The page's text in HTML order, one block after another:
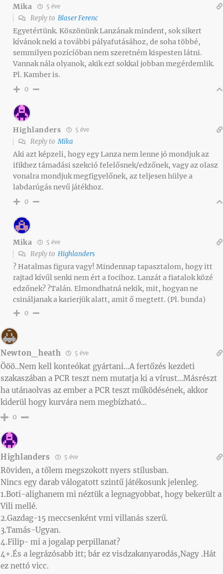
Mika 5 éve
Reply to Blaser Ferenc
Egyetértünk. Köszönünk Lanzának mindent, sok sikert
kívánok neki a további pályafutásához, de soha többé,
semmilyen pozícíóban nem szeretném kispesten látni.
Vannak nála olyanok, akik ezt sokkal jobban megérdemlik.
Pl. Kamber is.
0
Highlanders 5 éve
Reply toMika
Aki azt képzeli, hogy egy Lanza nem lenne jó mondjuk az
ifikhez támadási szekció felelősnek/edzőnek, vagy az olasz
vonalra mondjuk megfigyelőnek, az teljesen hülye a
labdarúgás nevű játékhoz.
0
Mika 5 éve
Reply to Highlanders
? Hatalmas figura vagy! Mindennap tapasztalom, hogy itt
rajtad kívűl senki nem ért a focihoz. Lanzát a fiatalok közé
edzőnek? ?Talán. Elmondhatná nekik, mit, hogyan ne
csináljanak a karierjük alatt, amit ő megtett. (Pl. bunda)
0
Newton_heath 5 éve
Ööö..Nem kell konteókat gyártani…A fertőzés kezdeti
szakaszában a PCR teszt nem mutatja ki a vírust…Másrészt
ha utánaolvas az ember a PCR teszt működésének, akkor
kiderül hogy kurvára nem megbízható…
0
Highlanders 5 éve
Röviden, a tőlem megszokott nyers stílusban.
Nincs egy darab válogatott szintű játékosunk jelenleg.
1.Boti-alighanem mi néztük a legnagyobbat, hogy bekerült a
Vili mellé.
2.Gazdag-15 meccsenként vmi villanás szerű.
3.Tamás-Ugyan.
4.Filip- mi a jogalap perpillanat?
4+.És a legrázósabb itt; bár ez visdzakanyarodás,Nagy .Hát
ez nettó vicc.